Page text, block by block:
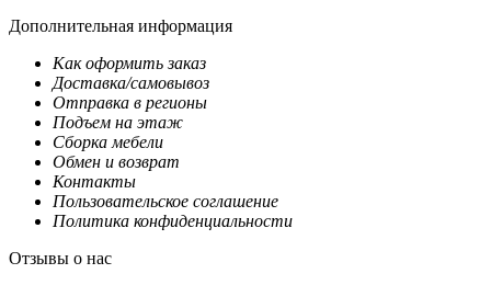
Дополнительная информация
Как оформить заказ
Доставка/самовывоз
Отправка в регионы
Подъем на этаж
Сборка мебели
Обмен и возврат
Контакты
Пользовательское соглашение
Политика конфиденциальности
Отзывы о нас